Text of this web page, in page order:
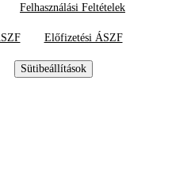
Felhasználási Feltételek
Előfizetési ÁSZF
Sütibeállítások